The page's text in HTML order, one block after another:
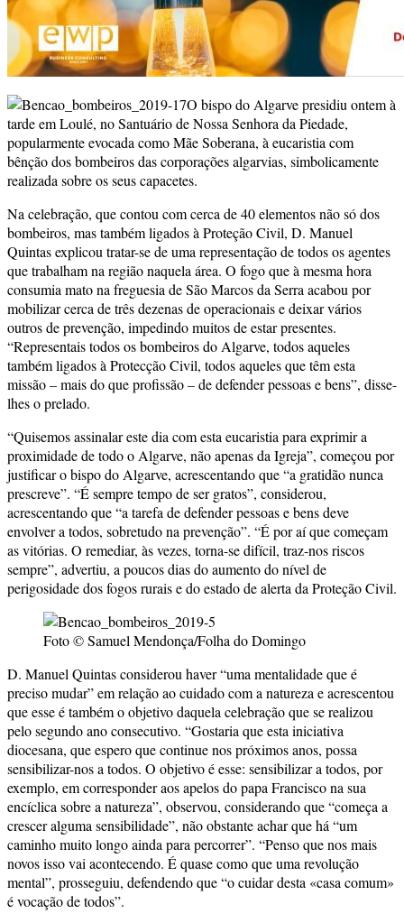
O bispo do Algarve presidiu ontem à
tarde em Loulé, no Santuário de Nossa Senhora da Piedade,
popularmente evocada como Mãe Soberana, à eucaristia com
bênção dos bombeiros das corporações algarvias, simbolicamente
realizada sobre os seus capacetes.
Na celebração, que contou com cerca de 40 elementos não só dos
bombeiros, mas também ligados à Proteção Civil, D. Manuel
Quintas explicou tratar-se de uma representação de todos os agentes
que trabalham na região naquela área. O fogo que à mesma hora
consumia mato na freguesia de São Marcos da Serra acabou por
mobilizar cerca de três dezenas de operacionais e deixar vários
outros de prevenção, impedindo muitos de estar presentes.
“Representais todos os bombeiros do Algarve, todos aqueles
também ligados à Protecção Civil, todos aqueles que têm esta
missão – mais do que profissão – de defender pessoas e bens”, disse-
lhes o prelado.
“Quisemos assinalar este dia com esta eucaristia para exprimir a
proximidade de todo o Algarve, não apenas da Igreja”, começou por
justificar o bispo do Algarve, acrescentando que “a gratidão nunca
prescreve”. “É sempre tempo de ser gratos”, considerou,
acrescentando que “a tarefa de defender pessoas e bens deve
envolver a todos, sobretudo na prevenção”. “É por aí que começam
as vitórias. O remediar, às vezes, torna-se difícil, traz-nos riscos
sempre”, advertiu, a poucos dias do aumento do nível de
perigosidade dos fogos rurais e do estado de alerta da Proteção Civil.
Foto © Samuel Mendonça/Folha do Domingo
D. Manuel Quintas considerou haver “uma mentalidade que é
preciso mudar” em relação ao cuidado com a natureza e acrescentou
que esse é também o objetivo daquela celebração que se realizou
pelo segundo ano consecutivo. “Gostaria que esta iniciativa
diocesana, que espero que continue nos próximos anos, possa
sensibilizar-nos a todos. O objetivo é esse: sensibilizar a todos, por
exemplo, em corresponder aos apelos do papa Francisco na sua
encíclica sobre a natureza”, observou, considerando que “começa a
crescer alguma sensibilidade”, não obstante achar que há “um
caminho muito longo ainda para percorrer”. “Penso que nos mais
novos isso vai acontecendo. É quase como que uma revolução
mental”, prosseguiu, defendendo que “o cuidar desta «casa comum»
é vocação de todos”.